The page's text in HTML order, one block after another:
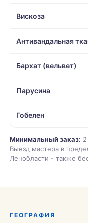
Вискоза
Антивандальная
Бархат (вельвет)
Парусина
Гобелен
Минимальный заказ:
Выезд мастера в
Ленобласти - также
ГЕОГРАФИЯ